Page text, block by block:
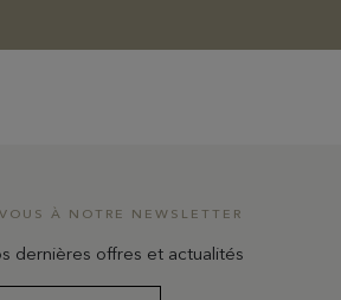
À NOTRE NEWSLETTER
dernières offres et actualités